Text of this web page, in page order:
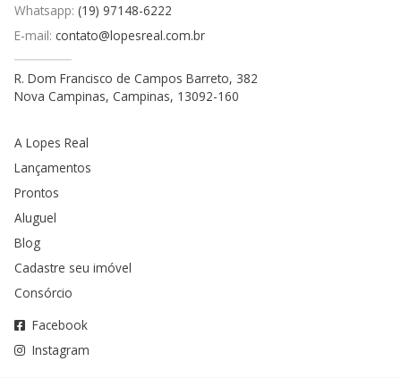
Whatsapp: (19) 97148-6222
E-mail: contato@lopesreal.com.br
R. Dom Francisco de Campos Barreto, 382
Nova Campinas, Campinas, 13092-160
A Lopes Real
Lançamentos
Prontos
Aluguel
Blog
Cadastre seu imóvel
Consórcio
Facebook
Instagram